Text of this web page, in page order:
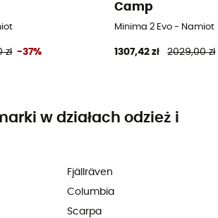
zł -37%
Camp
Minima 2 Evo - Namiot
1307,42 zł 2029,00 zł
w działach odzież i
Fjällräven
Columbia
Scarpa